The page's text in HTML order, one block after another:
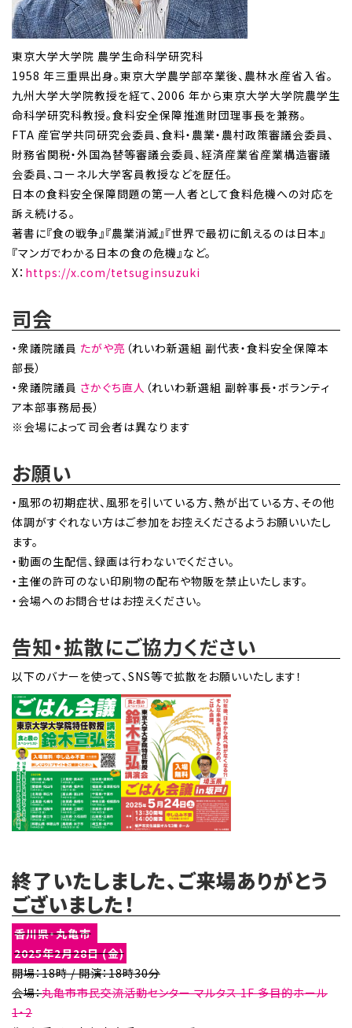
東京大学大学院 農学生命科学研究科
1958 年三重県出身。東京大学農学部卒業後、農林水産省入省。
九州大学大学院教授を経て、2006 年から東京大学大学院農学生
命科学研究科教授。食料安全保障推進財団理事長を兼務。
FTA 産官学共同研究会委員、食料・農業・農村政策審議会委員、
財務省関税・外国為替等審議会委員、経済産業省産業構造審議
会委員、コーネル大学客員教授などを歴任。
日本の食料安全保障問題の第一人者として食料危機への対応を
訴え続ける。
著書に『食の戦争』『農業消滅』『世界で最初に飢えるのは日本』
『マンガでわかる日本の食の危機』など。
X： https://x.com/tetsuginsuzuki
司会
・衆議院議員 たがや亮 （れいわ新選組 副代表・食料安全保障本
部長）
・衆議院議員 さかぐち直人 （れいわ新選組 副幹事長・ボランティ
ア本部事務局長）
※会場によって司会者は異なります
お願い
・風邪の初期症状、風邪を引いている方、熱が出ている方、その他
体調がすぐれない方はご参加をお控えくださるようお願いいたし
ます。
・動画の生配信、録画は行わないでください。
・主催の許可のない印刷物の配布や物販を禁止いたします。
・会場へのお問合せはお控えください。
告知・拡散にご協力ください
以下のバナーを使って、SNS等で拡散をお願いいたします！
終了いたしました、ご来場ありがとう
ございました！
香川県・丸亀市
2025年2月28日 (金)
開場：18時 / 開演：18時30分
会場：丸亀市市民交流活動センター マルタス 1F 多目的ホール
1・2